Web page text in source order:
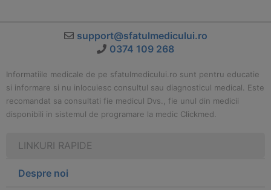
support@sfatulmedicului.ro
0374 109 268
Informatiile medicale de pe sfatulmedicului.ro sunt pentru educatie
si informare si nu inlocuiesc consultul sau diagnosticul medical. Este
recomandat sa consultati fie medicul Dvs., fie unul din medicii
disponibili in sistemul de programare la medic Clickmed.
LINKURI RAPIDE
Despre noi